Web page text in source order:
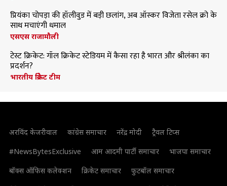
प्रियंका चोपड़ा की हॉलीवुड में बड़ी छलांग, अब ऑस्कर विजेता रसेल क्रो के
साथ मचाएंगी धमाल
एसएस राजामौली
टेस्ट क्रिकेट: गॉल क्रिकेट स्टेडियम में कैसा रहा है भारत और श्रीलंका का
प्रदर्शन?
भारतीय क्रिकेट टीम
अरविंद केजरीवाल कांग्रेस समाचार नरेंद्र मोदी
ट्रैवल टिप्स
#NewsBytesExclusive
आम आदमी पार्टी समाचार
भाजपा समाचार
बॉक्स ऑफिस कलेक्शन
क्रिकेट समाचार
फुटबॉल समाचार